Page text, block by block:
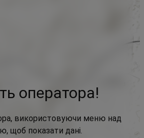
оператора!
використовуючи меню над
щоб показати дані.